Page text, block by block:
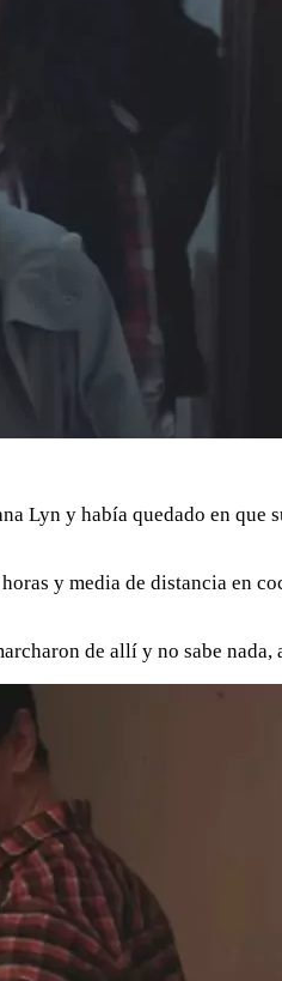
Lyn y había quedado en
y media de distancia en
de allí y no sabe nada,